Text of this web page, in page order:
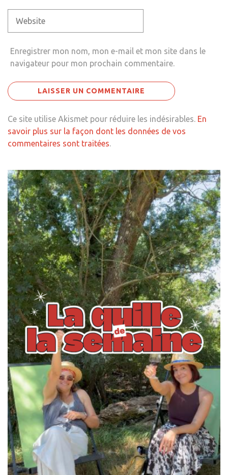
Enregistrer mon nom, mon e-mail et mon site dans le
navigateur pour mon prochain commentaire.
Ce site utilise Akismet pour réduire les indésirables. En
savoir plus sur la façon dont les données de vos
commentaires sont traitées.